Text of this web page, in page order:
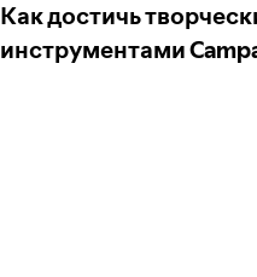
Как достичь
инструментами